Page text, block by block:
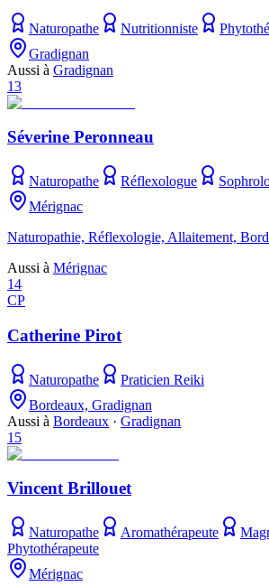
Naturopathe Nutritionniste
Gradignan
Aussi à Gradignan
13
Séverine Peronneau
Naturopathe Réflexologue
Mérignac
Naturopathie, Réflexologie, Allaitement,
Aussi à Mérignac
14
CP
Catherine Pirot
Naturopathe
Praticien Reiki
Bordeaux, Gradignan
Aussi à Bordeaux · Gradignan
15
Vincent Brillouet
Naturopathe Aromathérapeute
Phytothérapeute
Mérignac